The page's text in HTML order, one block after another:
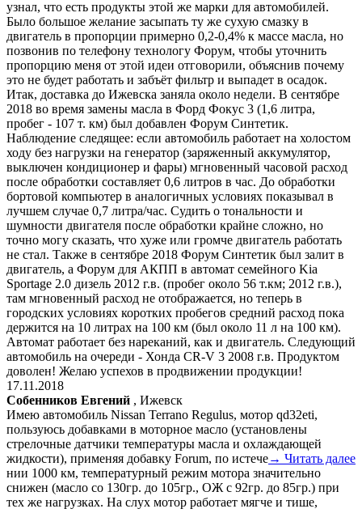
узнал, что есть продукты этой же марки для автомобилей.
Было большое желание засыпать ту же сухую смазку в
двигатель в пропорции примерно 0,2-0,4% к массе масла, но
позвонив по телефону технологу Форум, чтобы уточнить
пропорцию меня от этой идеи отговорили, объяснив почему
это не будет работать и забъёт фильтр и выпадет в осадок.
Итак, доставка до Ижевска заняла около недели. В сентябре
2018 во время замены масла в Форд Фокус 3 (1,6 литра,
пробег - 107 т. км) был добавлен Форум Синтетик.
Наблюдение следящее: если автомобиль работает на холостом
ходу без нагрузки на генератор (заряженный аккумулятор,
выключен кондиционер и фары) мгновенный часовой расход
после обработки составляет 0,6 литров в час. До обработки
бортовой компьютер в аналогичных условиях показывал в
лучшем случае 0,7 литра/час. Судить о тональности и
шумности двигателя после обработки крайне сложно, но
точно могу сказать, что хуже или громче двигатель работать
не стал. Также в сентябре 2018 Форум Синтетик был залит в
двигатель, а Форум для АКПП в автомат семейного Kia
Sportage 2.0 дизель 2012 г.в. (пробег около 56 т.км; 2012 г.в.),
там мгновенный расход не отображается, но теперь в
городских условиях коротких пробегов средний расход пока
держится на 10 литрах на 100 км (был около 11 л на 100 км).
Автомат работает без нареканий, как и двигатель. Следующий
автомобиль на очереди - Хонда CR-V 3 2008 г.в. Продуктом
доволен! Желаю успехов в продвижении продукции!
17.11.2018
Собенников Евгений , Ижевск
Имею автомобиль Nissan Terrano Regulus, мотор qd32eti,
пользуюсь добавками в моторное масло (установлены
стрелочные датчики температуры масла и охлаждающей
жидкости), применяя добавку Forum, по истече→ Читать далее
нии 1000 км, температурный режим мотора значительно
снижен (масло со 130гр. до 105гр., ОЖ с 92гр. до 85гр.) при
тех же нагрузках. На слух мотор работает мягче и тише,